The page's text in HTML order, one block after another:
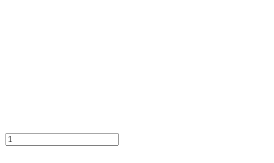
Количество
товара